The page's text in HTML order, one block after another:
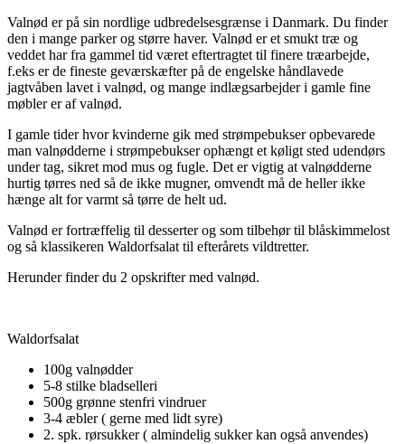
Valnød er på sin nordlige udbredelsesgrænse i Danmark. Du finder
den i mange parker og større haver. Valnød er et smukt træ og
veddet har fra gammel tid været eftertragtet til finere træarbejde,
f.eks er de fineste geværskæfter på de engelske håndlavede
jagtvåben lavet i valnød, og mange indlægsarbejder i gamle fine
møbler er af valnød.
I gamle tider hvor kvinderne gik med strømpebukser opbevarede
man valnødderne i strømpebukser ophængt et køligt sted udendørs
under tag, sikret mod mus og fugle. Det er vigtig at valnødderne
hurtig tørres ned så de ikke mugner, omvendt må de heller ikke
hænge alt for varmt så tørre de helt ud.
Valnød er fortræffelig til desserter og som tilbehør til blåskimmelost
og så klassikeren Waldorfsalat til efterårets vildtretter.
Herunder finder du 2 opskrifter med valnød.
Waldorfsalat
100g valnødder
5-8 stilke bladselleri
500g grønne stenfri vindruer
3-4 æbler ( gerne med lidt syre)
2. spk. rørsukker ( almindelig sukker kan også anvendes)